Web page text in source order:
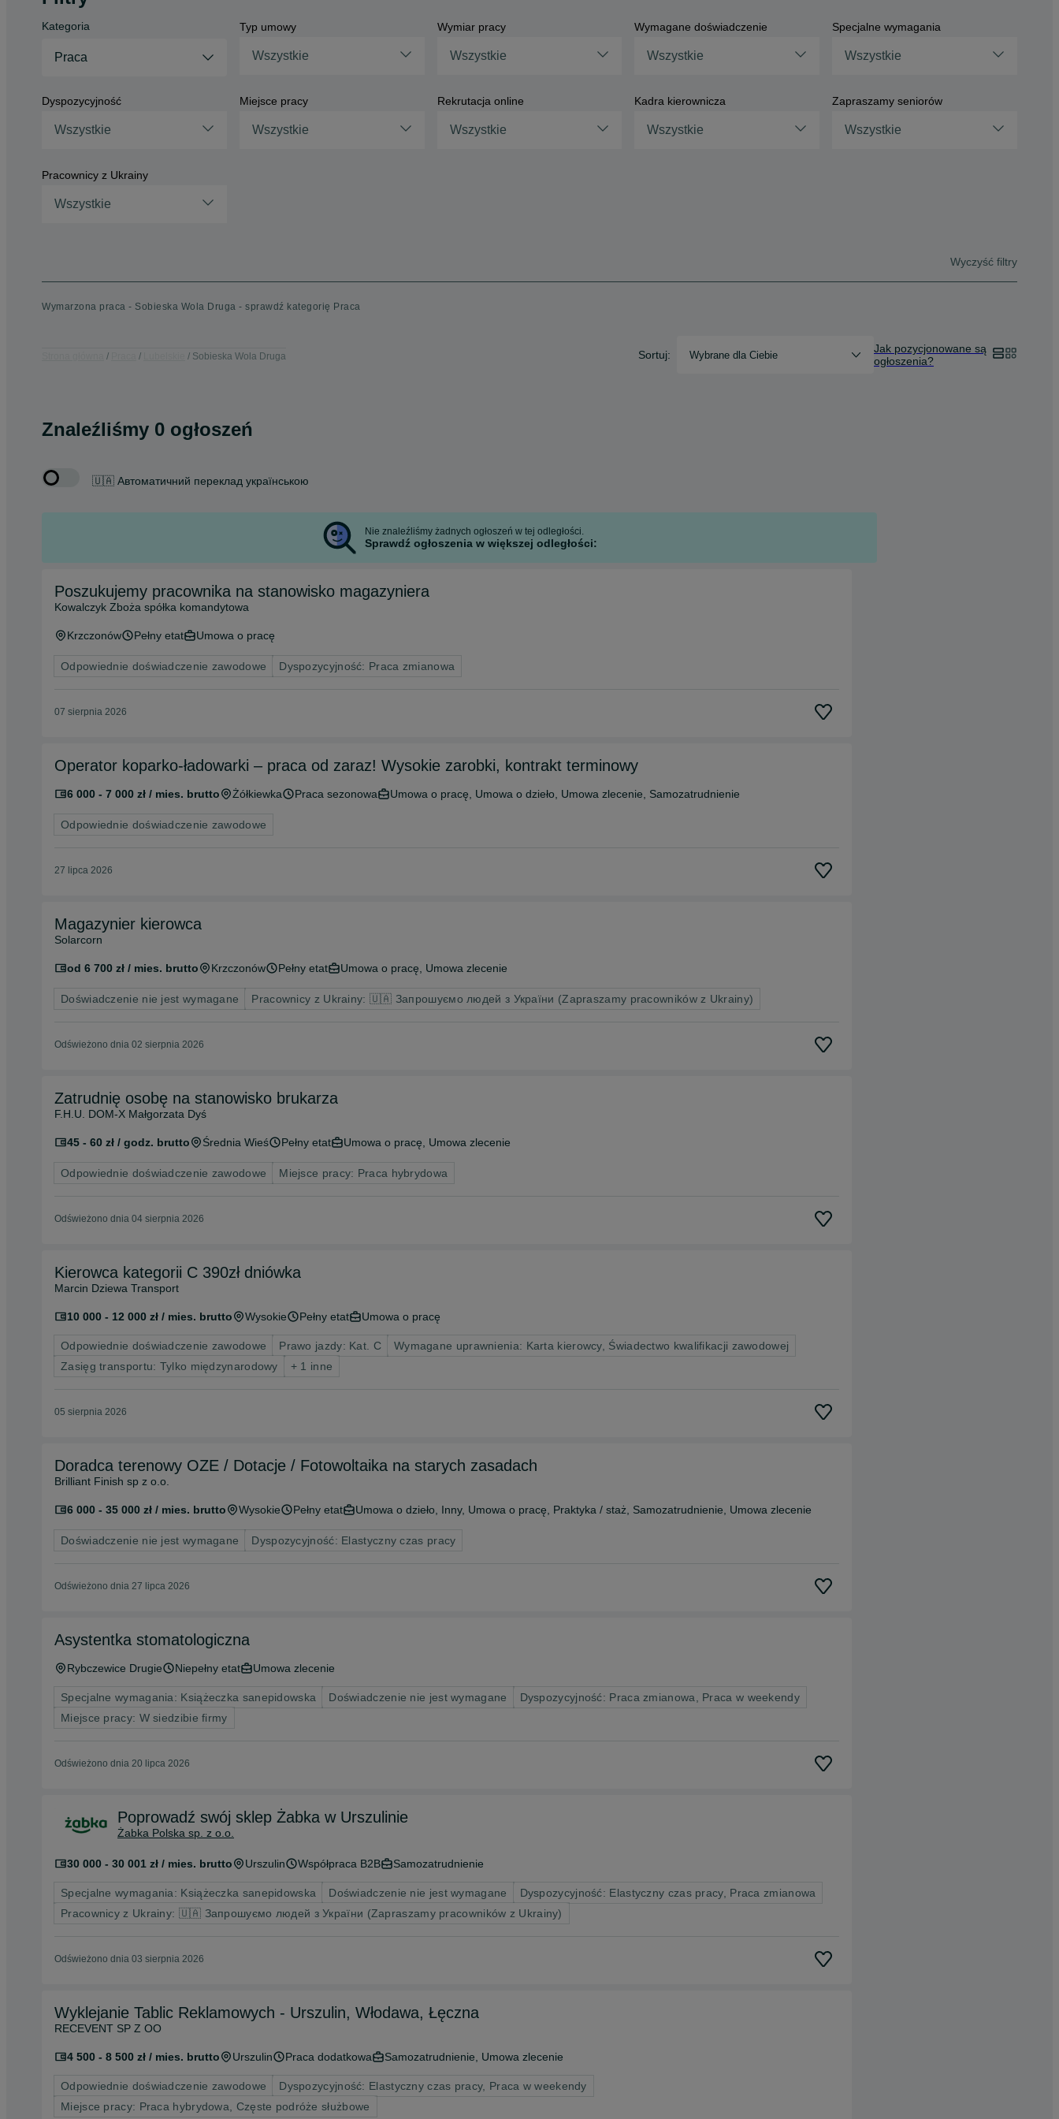
Kategoria
Praca
Typ umowy
Wszystkie
Wymiar pracy
Wszystkie
Wymagane doświadczenie
Wszystkie
Specjalne wymagania
Wszystkie
Dyspozycyjność
Wszystkie
Miejsce pracy
Wszystkie
Rekrutacja online
Wszystkie
Kadra kierownicza
Wszystkie
Zapraszamy seniorów
Wszystkie
Pracownicy z Ukrainy
Wszystkie
Wyczyść filtry
Wymarzona praca - Sobieska Wola Druga - sprawdź kategorię Praca
Sobieska Wola Druga Sortuj: Wybrane dla Ciebie
Jak pozycjonowane są
ogłoszenia?
Znaleźliśmy 0 ogłoszeń
🇺🇦 Автоматичний переклад українською
Nie znaleźliśmy żadnych ogłoszeń w tej odległości.
Sprawdź ogłoszenia w większej odległości:
Poszukujemy pracownika na stanowisko magazyniera
Kowalczyk Zboża spółka komandytowa
Krzczonów Pełny etat Umowa o pracę
Odpowiednie doświadczenie zawodowe Dyspozycyjność: Praca zmianowa
07 sierpnia 2026
Operator koparko-ładowarki – praca od zaraz! Wysokie zarobki, kontrakt terminowy
6 000 - 7 000 zł / mies. brutto Żółkiewka Praca sezonowa Umowa o pracę, Umowa o dzieło, Umowa zlecenie, Samozatrudnienie
Odpowiednie doświadczenie zawodowe
27 lipca 2026
Magazynier kierowca
Solarcorn
od 6 700 zł / mies. brutto Krzczonów Pełny etat Umowa o pracę, Umowa zlecenie
Doświadczenie nie jest wymagane Pracownicy z Ukrainy: 🇺🇦 Запрошуємо людей з України (Zapraszamy pracowników z Ukrainy)
Odświeżono dnia 02 sierpnia 2026
Zatrudnię osobę na stanowisko brukarza
F.H.U. DOM-X Małgorzata Dyś
45 - 60 zł / godz. brutto Średnia Wieś Pełny etat Umowa o pracę, Umowa zlecenie
Odpowiednie doświadczenie zawodowe Miejsce pracy: Praca hybrydowa
Odświeżono dnia 04 sierpnia 2026
Kierowca kategorii C 390zł dniówka
Marcin Dziewa Transport
10 000 - 12 000 zł / mies. brutto Wysokie Pełny etat Umowa o pracę
Odpowiednie doświadczenie zawodowe Prawo jazdy: Kat. C
Wymagane uprawnienia: Karta kierowcy, Świadectwo kwalifikacji zawodowej
Zasięg transportu: Tylko międzynarodowy
+ 1 inne
05 sierpnia 2026
Doradca terenowy OZE / Dotacje / Fotowoltaika na starych zasadach
Brilliant Finish sp z o.o.
6 000 - 35 000 zł / mies. brutto Wysokie Pełny etat Umowa o dzieło, Inny, Umowa o pracę, Praktyka / staż, Samozatrudnienie, Umowa zlecenie
Doświadczenie nie jest wymagane Dyspozycyjność: Elastyczny czas pracy
Odświeżono dnia 27 lipca 2026
Asystentka stomatologiczna
Rybczewice Drugie Niepełny etat Umowa zlecenie
Specjalne wymagania: Książeczka sanepidowska Doświadczenie nie jest wymagane
Dyspozycyjność: Praca zmianowa, Praca w weekendy
Miejsce pracy: W siedzibie firmy
Odświeżono dnia 20 lipca 2026
Poprowadź swój sklep Żabka w Urszulinie
Żabka Polska sp. z o.o.
30 000 - 30 001 zł / mies. brutto Urszulin Współpraca B2B Samozatrudnienie
Specjalne wymagania: Książeczka sanepidowska Doświadczenie nie jest wymagane
Dyspozycyjność: Elastyczny czas pracy, Praca zmianowa
Pracownicy z Ukrainy: 🇺🇦 Запрошуємо людей з України (Zapraszamy pracowników z Ukrainy)
Odświeżono dnia 03 sierpnia 2026
Wyklejanie Tablic Reklamowych - Urszulin, Włodawa, Łęczna
RECEVENT SP Z OO
4 500 - 8 500 zł / mies. brutto Urszulin Praca dodatkowa Samozatrudnienie, Umowa zlecenie
Odpowiednie doświadczenie zawodowe
Dyspozycyjność: Elastyczny czas pracy, Praca w weekendy
Miejsce pracy: Praca hybrydowa, Częste podróże służbowe